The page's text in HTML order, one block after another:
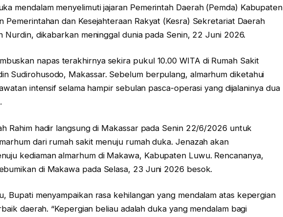
mendalam menyelimuti jajaran Pemerintah Daerah (Pemda) Kabupaten
Pemerintahan dan Kesejahteraan Rakyat (Kesra) Sekretariat Daerah
Nurdin, dikabarkan meninggal dunia pada Senin, 22 Juni 2026.
napas terakhirnya sekira pukul 10.00 WITA di Rumah Sakit
Sudirohusodo, Makassar. Sebelum berpulang, almarhum diketahui
intensif selama hampir sebulan pasca-operasi yang dijalaninya dua
Rahim hadir langsung di Makassar pada Senin 22/6/2026 untuk
dari rumah sakit menuju rumah duka. Jenazah akan
kediaman almarhum di Makawa, Kabupaten Luwu. Rencananya,
di Makawa pada Selasa, 23 Juni 2026 besok.
Bupati menyampaikan rasa kehilangan yang mendalam atas kepergian
daerah. “Kepergian beliau adalah duka yang mendalam bagi